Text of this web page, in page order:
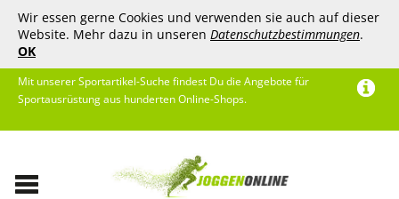
Wir essen gerne Cookies und verwenden sie auch auf dieser
Website. Mehr dazu in unseren Datenschutzbestimmungen.
OK
Mit unserer Sportartikel-Suche findest Du die Angebote für
Sportausrüstung aus hunderten Online-Shops.